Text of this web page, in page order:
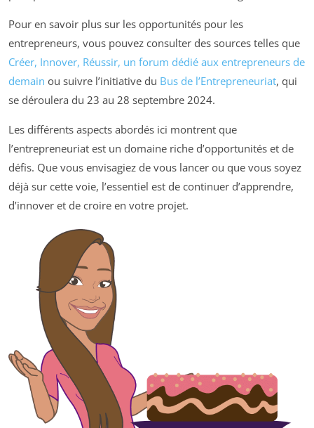
Pour en savoir plus sur les opportunités pour les
entrepreneurs, vous pouvez consulter des sources telles que
Créer, Innover, Réussir, un forum dédié aux entrepreneurs de
demain ou suivre l’initiative du Bus de l’Entrepreneuriat, qui
se déroulera du 23 au 28 septembre 2024.
Les différents aspects abordés ici montrent que
l’entrepreneuriat est un domaine riche d’opportunités et de
défis. Que vous envisagiez de vous lancer ou que vous soyez
déjà sur cette voie, l’essentiel est de continuer d’apprendre,
d’innover et de croire en votre projet.